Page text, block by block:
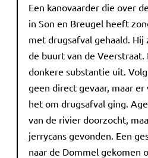
Een kanovaarder die over
in Son en Breugel heeft
met drugsafval gehaald.
de buurt van de Veerstraat.
donkere substantie uit.
geen direct gevaar, maar
het om drugsafval ging.
van de rivier doorzocht,
jerrycans gevonden. Een
naar de Dommel gekomen